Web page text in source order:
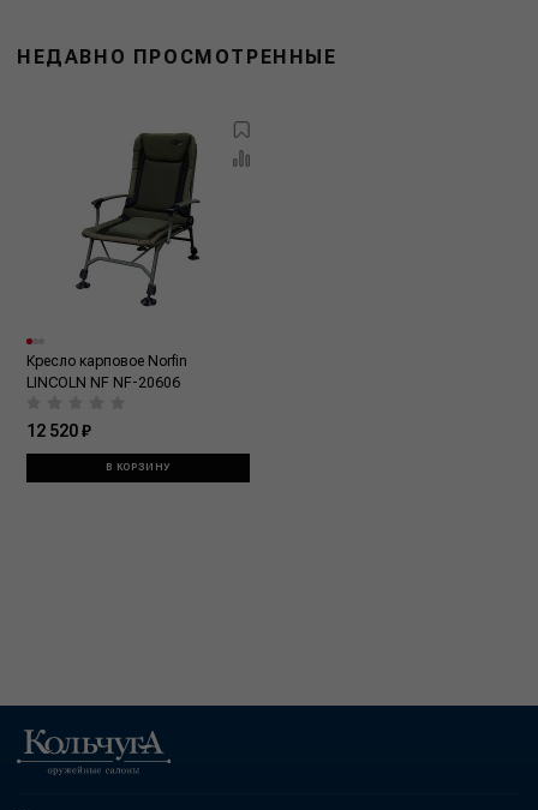
НЕДАВНО ПРОСМОТРЕННЫЕ
Кресло карповое Norfin
LINCOLN NF NF-20606
12 520 ₽
В КОРЗИНУ